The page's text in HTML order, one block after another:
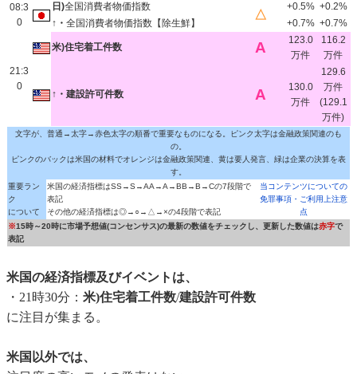
08:3
0
日)全国消費者物価指数
△
+0.5% +0.2%
↑・ 全国消費者物価指数【除生鮮】 +0.7% +0.7%
21:3
0
米)住宅着工件数 A
123.0
万件
116.2
万件
↑・建設許可件数 A
130.0
万件
129.6
万件
(129.1
万件)
文字が、普通→太字→赤色太字の順番で重要なものになる。ピンク太字は金融政策関連のも
の。
ピンクのバックは米国の材料でオレンジは金融政策関連、黄は要人発言、緑は企業の決算を表
す。
重要ラン
ク
について
米国の経済指標はSS→S→AA→A→BB→B→Cの7段階で
表記
その他の経済指標は◎→○→△→×の4段階で表記
当コンテンツについての
免罪事項・ご利用上注意
点
※15時～20時に市場予想値(コンセンサス)の最新の数値をチェックし、更新した数値は赤字で
表記
米国の経済指標及びイベントは、
・21時30分： 米)住宅着工件数/建設許可件数
に注目が集まる。
米国以外では、